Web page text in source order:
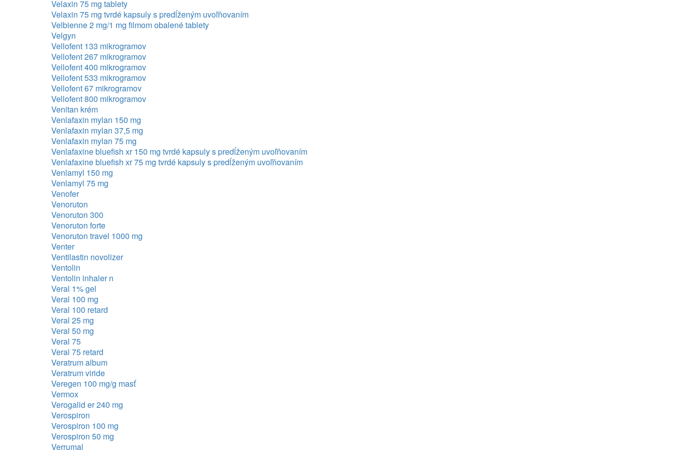
Velaxin 75 mg tablety
Velaxin 75 mg tvrdé kapsuly s predĺženým uvoľňovaním
Velbienne 2 mg/1 mg filmom obalené tablety
Velgyn
Vellofent 133 mikrogramov
Vellofent 267 mikrogramov
Vellofent 400 mikrogramov
Vellofent 533 mikrogramov
Vellofent 67 mikrogramov
Vellofent 800 mikrogramov
Venitan krém
Venlafaxin mylan 150 mg
Venlafaxin mylan 37,5 mg
Venlafaxin mylan 75 mg
Venlafaxine bluefish xr 150 mg tvrdé kapsuly s predĺženým uvoľňovaním
Venlafaxine bluefish xr 75 mg tvrdé kapsuly s predĺženým uvoľňovaním
Venlamyl 150 mg
Venlamyl 75 mg
Venofer
Venoruton
Venoruton 300
Venoruton forte
Venoruton travel 1000 mg
Venter
Ventilastin novolizer
Ventolin
Ventolin inhaler n
Veral 1% gel
Veral 100 mg
Veral 100 retard
Veral 25 mg
Veral 50 mg
Veral 75
Veral 75 retard
Veratrum album
Veratrum viride
Veregen 100 mg/g masť
Vermox
Verogalid er 240 mg
Verospiron
Verospiron 100 mg
Verospiron 50 mg
Verrumal